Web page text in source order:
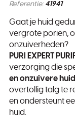
Referentie: 41941
Gaat je huid
vergrote poriën,
onzuiverheden?
PURI EXPERT
verzorging die
en onzuivere huid
overtollig talg te
en ondersteunt
huid.